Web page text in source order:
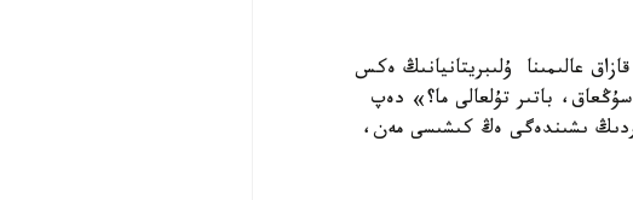
عالىمىنا ۇلىبريتانيانىڭ ەكس
باتىر تۇلعالى ما؟» دەپ
ىشىندەگى ەڭ كىشىسى مەن،